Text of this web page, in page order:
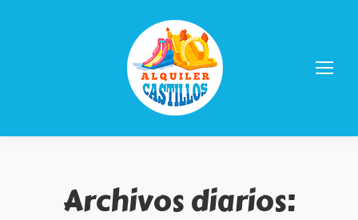
Archivos diarios: